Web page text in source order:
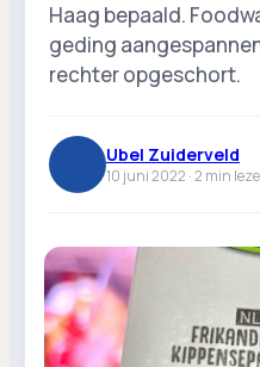
Haag bepaald.
geding
rechter opgeschort.
Ubel Zuiderveld
10 juni 2022 ·2 min